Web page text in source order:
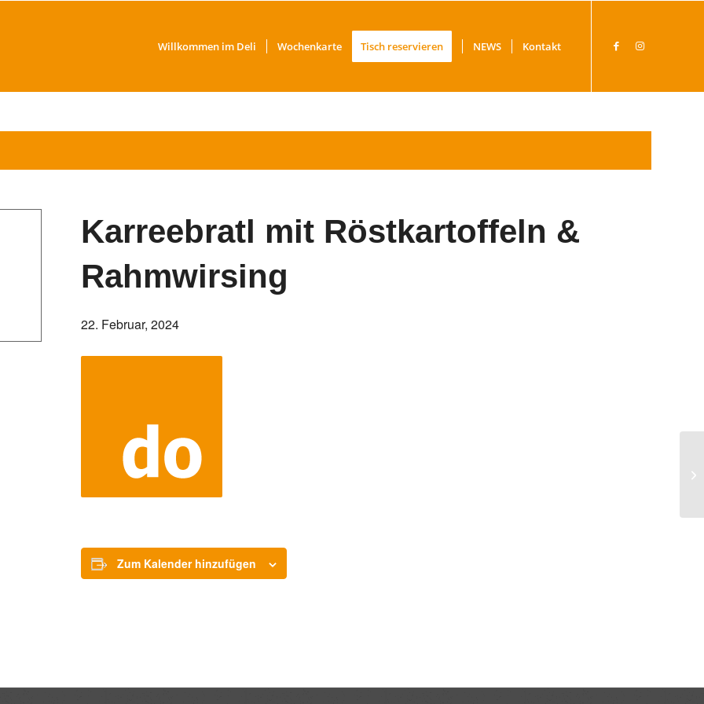
Willkommen im Deli Wochenkarte Tisch reservieren NEWS Kontakt
Karreebratl mit Röstkartoffeln &
Rahmwirsing
22. Februar, 2024
Zum Kalender hinzufügen